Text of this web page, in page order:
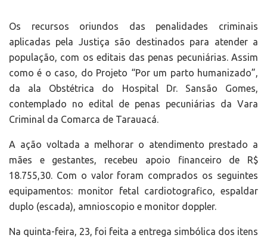
Os recursos oriundos das penalidades criminais
aplicadas pela Justiça são destinados para atender a
população, com os editais das penas pecuniárias. Assim
como é o caso, do Projeto “Por um parto humanizado”,
da ala Obstétrica do Hospital Dr. Sansão Gomes,
contemplado no edital de penas pecuniárias da Vara
Criminal da Comarca de Tarauacá.
A ação voltada a melhorar o atendimento prestado a
mães e gestantes, recebeu apoio financeiro de R$
18.755,30. Com o valor foram comprados os seguintes
equipamentos: monitor fetal cardiotografico, espaldar
duplo (escada), amnioscopio e monitor doppler.
Na quinta-feira, 23, foi feita a entrega simbólica dos itens